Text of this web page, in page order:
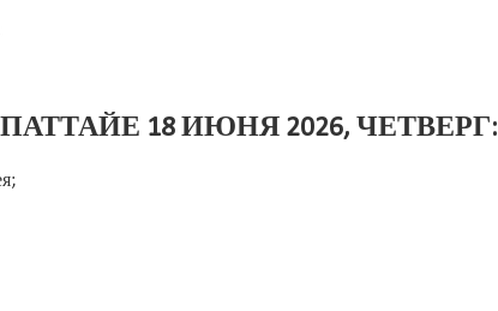
18 ИЮНЯ 2026, ЧЕТВЕРГ: